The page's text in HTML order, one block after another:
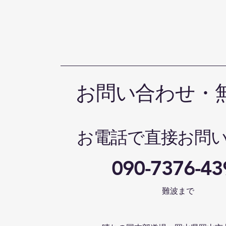
お問い合わせ・
お電話で直接お問
090-7376-
難波まで